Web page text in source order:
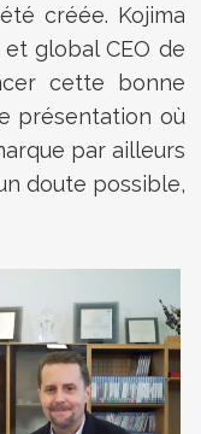
créée. Kojima
global CEO de
cette bonne
présentation où
par ailleurs
doute possible,